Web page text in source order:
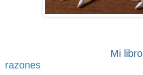
Mi libro
razones